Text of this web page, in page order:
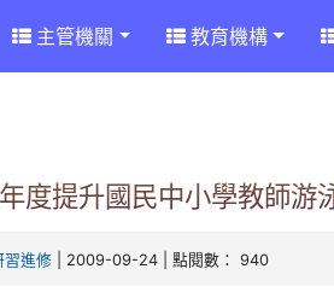
主管機關 教育機構
度提升國民中小學教師游
習進修 | 2009-09-24 | 點閱數： 940